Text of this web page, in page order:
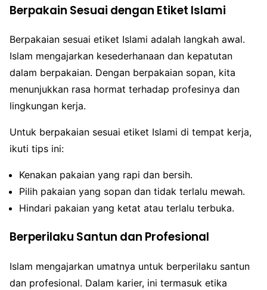
Berpakain Sesuai dengan Etiket Islami
Berpakaian sesuai etiket Islami adalah langkah awal.
Islam mengajarkan kesederhanaan dan kepatutan
dalam berpakaian. Dengan berpakaian sopan, kita
menunjukkan rasa hormat terhadap profesinya dan
lingkungan kerja.
Untuk berpakaian sesuai etiket Islami di tempat kerja,
ikuti tips ini:
Kenakan pakaian yang rapi dan bersih.
Pilih pakaian yang sopan dan tidak terlalu mewah.
Hindari pakaian yang ketat atau terlalu terbuka.
Berperilaku Santun dan Profesional
Islam mengajarkan umatnya untuk berperilaku santun
dan profesional. Dalam karier, ini termasuk etika